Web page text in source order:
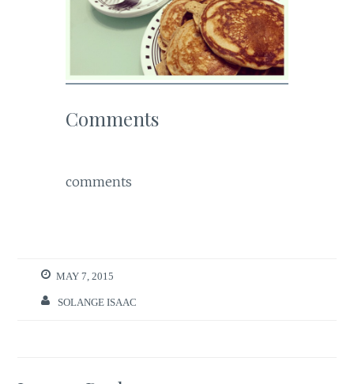
Comments
comments
MAY 7, 2015
SOLANGE ISAAC